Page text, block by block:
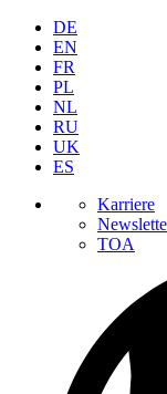
DE
EN
FR
PL
NL
RU
UK
ES
Karriere
TOA